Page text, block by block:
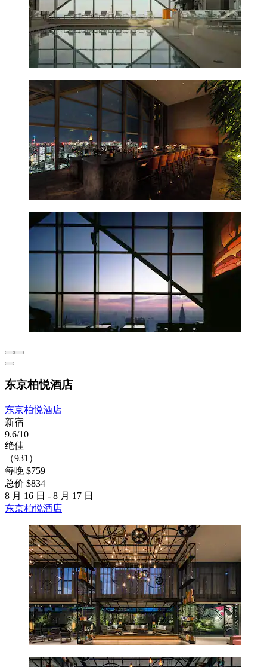
东京柏悦酒店
东京柏悦酒店
新宿
9.6/10
绝佳
（931）
每晚 $759
总价 $834
8 月 16 日 - 8 月 17 日
东京柏悦酒店